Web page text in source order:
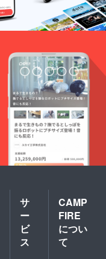
サ
ー
ビ
ス
CAMP
FIRE
につい
て